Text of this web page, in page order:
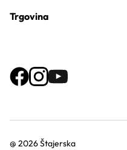
Trgovina
@ 2026 Štajerska